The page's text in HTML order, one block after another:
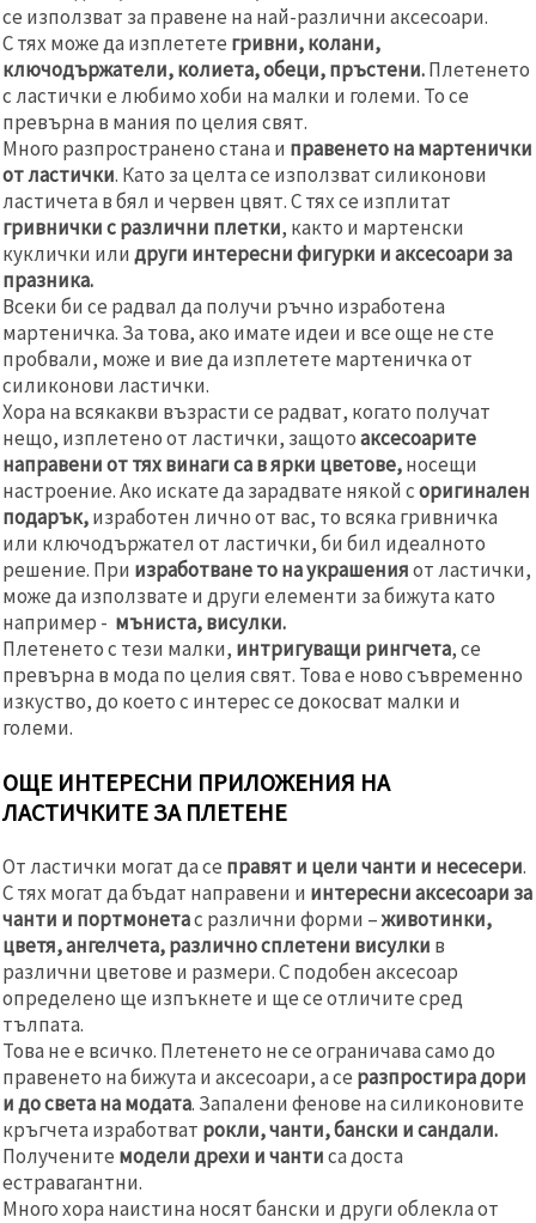
се използват за правене на най-различни аксесоари.
С тях може да изплетете гривни, колани,
ключодържатели, колиета, обеци, пръстени.Плетенето
с ластички е любимо хоби на малки и големи. То се
превърна в мания по целия свят.
Много разпространено стана и правенето на мартенички
от ластички. Като за целта се използват силиконови
ластичета в бял и червен цвят. С тях се изплитат
гривнички с различни плетки, както и мартенски
куклички или други интересни фигурки и аксесоари за
празника.
Всеки би се радвал да получи ръчно изработена
мартеничка. За това, ако имате идеи и все още не сте
пробвали, може и вие да изплетете мартеничка от
силиконови ластички.
Хора на всякакви възрасти се радват, когато получат
нещо, изплетено от ластички, защотоаксесоарите
направени от тях винаги са в ярки цветове,носещи
настроение. Ако искате да зарадвате някой соригинален
подарък,изработен лично от вас, то всяка гривничка
или ключодържател от ластички, би бил идеалното
решение. При изработване то на украшенияот ластички,
може да използвате и други елементи за бижута като
например - мъниста, висулки.
Плетенето с тези малки, интригуващи рингчета, се
превърна в мода по целия свят. Това е ново съвременно
изкуство, до което с интерес се докосват малки и
големи.
ОЩЕ ИНТЕРЕСНИ ПРИЛОЖЕНИЯ НА
ЛАСТИЧКИТЕ ЗА ПЛЕТЕНЕ
От ластички могат да се правят и цели чанти и несесери.
С тях могат да бъдат направени и интересни аксесоари за
чанти и портмонетас различни форми –животинки,
цветя, ангелчета, различно сплетени висулки в
различни цветове и размери. С подобен аксесоар
определено ще изпъкнете и ще се отличите сред
тълпата.
Това не е всичко. Плетенето не се ограничава само до
правенето на бижута и аксесоари, а се разпростира дори
и до света на модата. Запалени фенове на силиконовите
кръгчета изработват рокли, чанти, бански и сандали.
Получените модели дрехи и чантиса доста
естравагантни.
Много хора наистина носят бански и други облекла от